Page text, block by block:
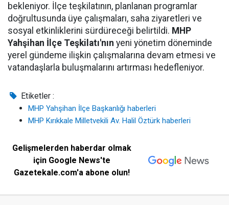
bekleniyor. İlçe teşkilatının, planlanan programlar
doğrultusunda üye çalışmaları, saha ziyaretleri ve
sosyal etkinliklerini sürdüreceği belirtildi. MHP
Yahşihan İlçe Teşkilatı'nın yeni yönetim döneminde
yerel gündeme ilişkin çalışmalarına devam etmesi ve
vatandaşlarla buluşmalarını artırması hedefleniyor.
Etiketler :
MHP Yahşihan İlçe Başkanlığı haberleri
MHP Kırıkkale Milletvekili Av. Halil Öztürk haberleri
Gelişmelerden haberdar olmak
için Google News'te
Gazetekale.com'a abone olun!